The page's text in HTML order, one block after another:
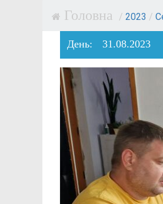
/ 2023 /
День: 31.08.2023